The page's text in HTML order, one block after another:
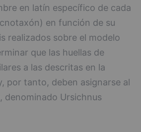
en latín específico de cada
en función de su
realizados sobre el modelo
que las huellas de
a las descritas en la
por tanto, deben asignarse al
denominado Ursichnus